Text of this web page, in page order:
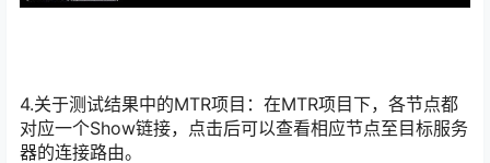
4.关于测试结果中的MTR项目：在MTR项目下，各节点都
对应一个Show链接，点击后可以查看相应节点至目标服务
器的连接路由。